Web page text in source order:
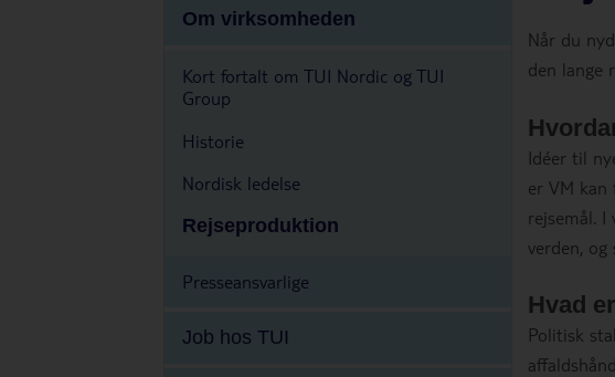
Om virksomheden
Kort fortalt om TUI Nordic og TUI
Group
Historie
Nordisk ledelse
Rejseproduktion
Presseansvarlige
Job hos TUI
Når du
den lange
Idéer til
er VM kan
rejsemål. I
verden,
Hvad
Politisk